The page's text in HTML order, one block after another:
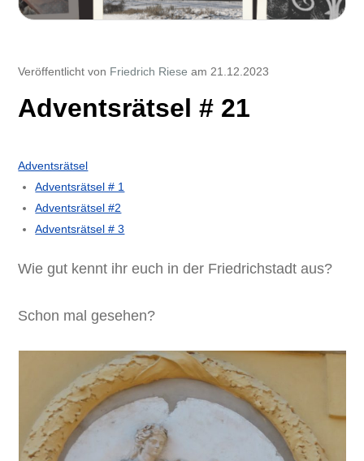
Veröffentlicht von Friedrich Riese am 21.12.2023
Adventsrätsel # 21
Adventsrätsel
Adventsrätsel # 1
Adventsrätsel #2
Adventsrätsel # 3
Wie gut kennt ihr euch in der Friedrichstadt aus?
Schon mal gesehen?